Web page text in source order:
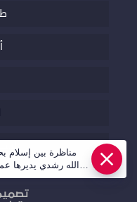
مناظرة بين إسلام
الله رشدي يديرها